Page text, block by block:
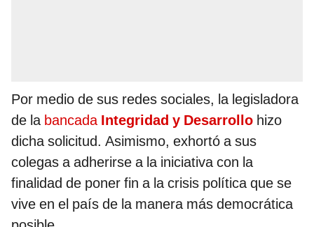
Por medio de sus redes sociales, la legisladora
de la bancadaIntegridad y Desarrollo hizo
dicha solicitud. Asimismo, exhortó a sus
colegas a adherirse a la iniciativa con la
finalidad de poner fin a la crisis política que se
vive en el país de la manera más democrática